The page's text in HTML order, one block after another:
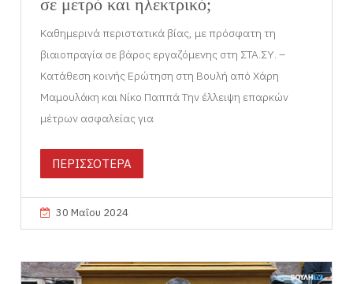
σε μετρό και ηλεκτρικό;
Καθημερινά περιστατικά βίας, με πρόσφατη τη
βιαιοπραγία σε βάρος εργαζόμενης στη ΣΤΑ.ΣΥ. –
Κατάθεση κοινής Ερώτηση στη Βουλή από Χάρη
Μαμουλάκη και Νίκο Παππά Την έλλειψη επαρκών
μέτρων ασφαλείας για
ΠΕΡΙΣΣΟΤΕΡΑ
30 Μαΐου 2024